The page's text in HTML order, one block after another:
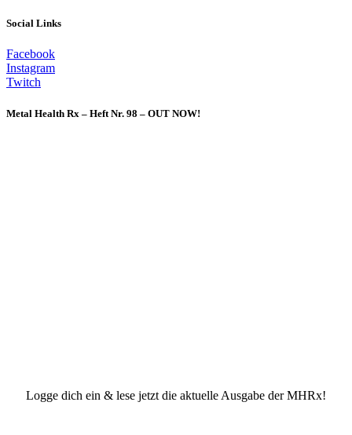
Social Links
Facebook
Instagram
Twitch
Metal Health Rx – Heft Nr. 98 – OUT NOW!
Logge dich ein & lese jetzt die aktuelle Ausgabe der MHRx!